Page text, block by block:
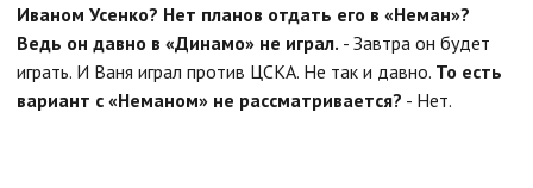
Иваном Усенко? Нет планов отдать его в «Неман»?
Ведь он давно в «Динамо» не играл. - Завтра он будет
играть. И Ваня играл против ЦСКА. Не так и давно. То есть
вариант с «Неманом» не рассматривается? - Нет.